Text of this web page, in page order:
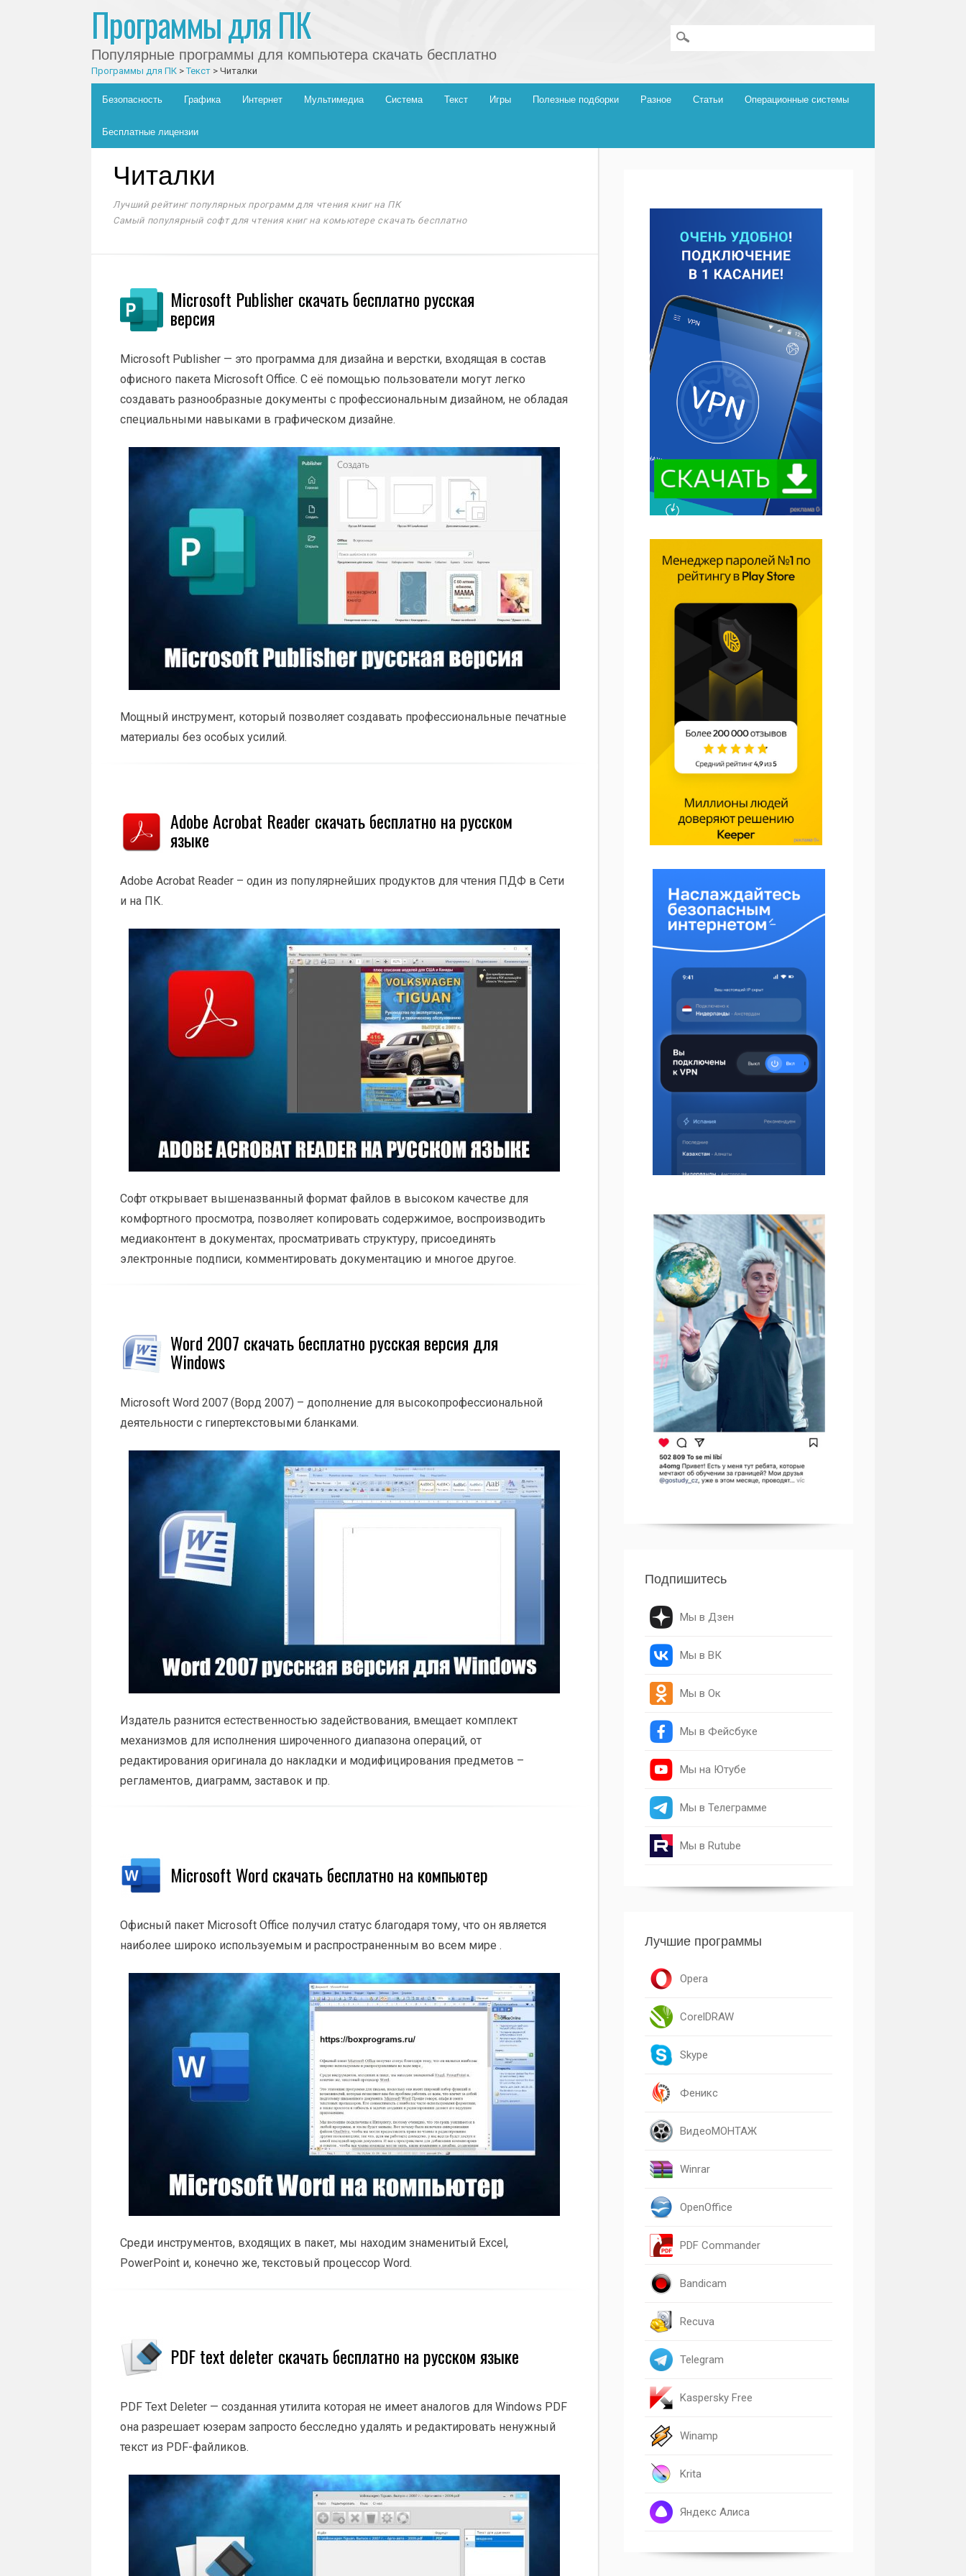
Программы для ПК
Популярные программы для компьютера скачать бесплатно
Программы для ПК>Текст> Читалки
Главное меню
Skip to content
Безопасность Графика Интернет Мультимедиа Система Текст Игры Полезные подборки Разное Статьи Операционные системы
Бесплатные лицензии
Читалки
Лучший рейтинг популярных программ для чтения книг на ПК
Самый популярный софт для чтения книг на комьютере скачать бесплатно
Microsoft Publisher скачать бесплатно русская
версия
Microsoft Publisher — это программа для дизайна и верстки, входящая в состав
офисного пакета Microsoft Office. С её помощью пользователи могут легко
создавать разнообразные документы с профессиональным дизайном, не обладая
специальными навыками в графическом дизайне.
Мощный инструмент, который позволяет создавать профессиональные печатные
материалы без особых усилий.
Adobe Acrobat Reader скачать бесплатно на русском
языке
Adobe Acrobat Reader – один из популярнейших продуктов для чтения ПДФ в Сети
и на ПК.
Софт открывает вышеназванный формат файлов в высоком качестве для
комфортного просмотра, позволяет копировать содержимое, воспроизводить
медиаконтент в документах, просматривать структуру, присоединять
электронные подписи, комментировать документацию и многое другое.
Word 2007 скачать бесплатно русская версия для
Windows
Microsoft Word 2007 (Ворд 2007) – дополнение для высокопрофессиональной
деятельности с гипертекстовыми бланками.
Издатель разнится естественностью задействования, вмещает комплект
механизмов для исполнения широченного диапазона операций, от
редактирования оригинала до накладки и модифицирования предметов –
регламентов, диаграмм, заставок и пр.
Microsoft Word скачать бесплатно на компьютер
Офисный пакет Microsoft Office получил статус благодаря тому, что он является
наиболее широко используемым и распространенным во всем мире .
Среди инструментов, входящих в пакет, мы находим знаменитый Excel,
PowerPoint и, конечно же, текстовый процессор Word.
PDF text deleter скачать бесплатно на русском языке
PDF Text Deleter — созданная утилита которая не имеет аналогов для Windows PDF
она разрешает юзерам запросто бесследно удалять и редактировать ненужный
текст из PDF-файликов.
Подпишитесь
Мы в Дзен
Мы в ВК
Мы в Ок
Мы в Фейсбуке
Мы на Ютубе
Мы в Телеграмме
Мы в Rutube
Лучшие программы
Opera
CorelDRAW
Skype
Феникс
ВидеоМОНТАЖ
Winrar
OpenOffice
PDF Commander
Bandicam
Recuva
Telegram
Kaspersky Free
Winamp
Krita
Яндекс Алиса